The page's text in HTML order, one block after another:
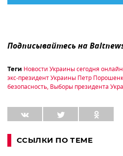
Подписывайтесь на
Теги Новости Украины сегодня онлайн
экс-президент Украины Петр
безопасность, Выборы президента
ССЫЛКИ ПО ТЕМЕ